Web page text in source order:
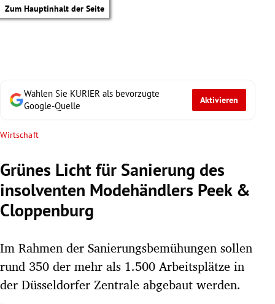
Zum Hauptinhalt der Seite
Untermenü
Wählen Sie KURIER als bevorzugte
Google-Quelle
Aktivieren
Wirtschaft
Grünes Licht für Sanierung des
insolventen Modehändlers Peek &
Cloppenburg
Im Rahmen der Sanierungsbemühungen sollen
rund 350 der mehr als 1.500 Arbeitsplätze in
der Düsseldorfer Zentrale abgebaut werden.